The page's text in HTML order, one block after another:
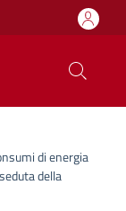
di energia
della